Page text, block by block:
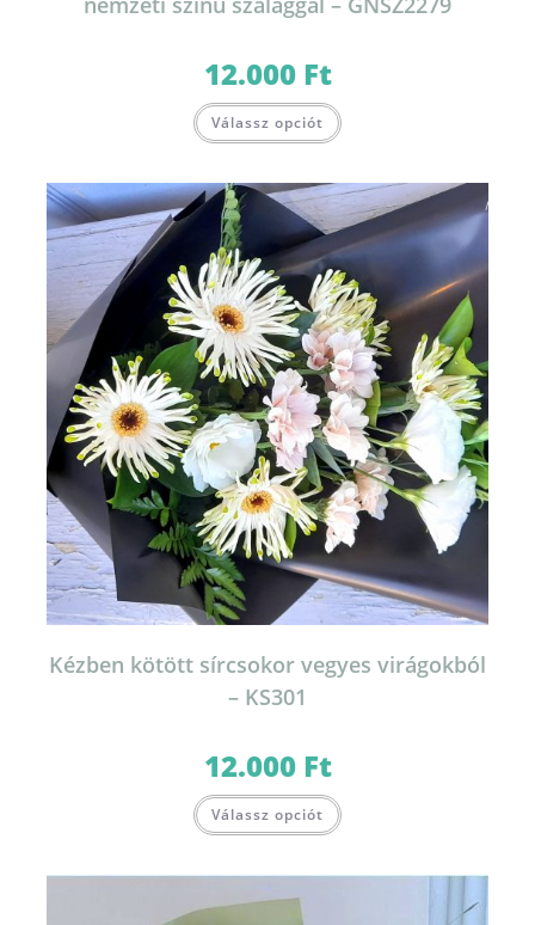
12.000 Ft
Válassz opciót
Kézben kötött sírcsokor vegyes virágokból
– KS301
12.000 Ft
Válassz opciót